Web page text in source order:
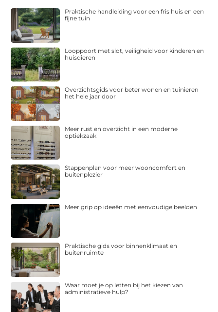
Praktische handleiding voor een fris huis en een
fijne tuin
Looppoort met slot, veiligheid voor kinderen en
huisdieren
Overzichtsgids voor beter wonen en tuinieren
het hele jaar door
Meer rust en overzicht in een moderne
optiekzaak
Stappenplan voor meer wooncomfort en
buitenplezier
Meer grip op ideeën met eenvoudige beelden
Praktische gids voor binnenklimaat en
buitenruimte
Waar moet je op letten bij het kiezen van
administratieve hulp?